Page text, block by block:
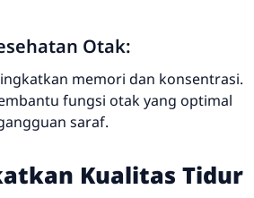
Otak:
memori dan konsentrasi.
fungsi otak yang optimal
saraf.
Kualitas Tidur